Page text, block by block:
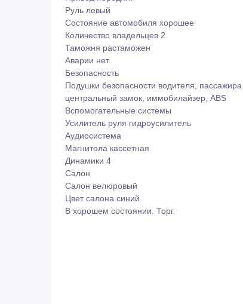
Руль левый
Состояние автомобиля хорошее
Количество владельцев 2
Таможня растаможен
Аварии нет
Безопасность
Подушки безопасности водителя, пассажира
центральный замок, иммобилайзер, ABS
Вспомогательные системы
Усилитель руля гидроусилитель
Аудиосистема
Магнитола кассетная
Динамики 4
Салон
Салон велюровый
Цвет салона синий
В хорошем состоянии. Торг.